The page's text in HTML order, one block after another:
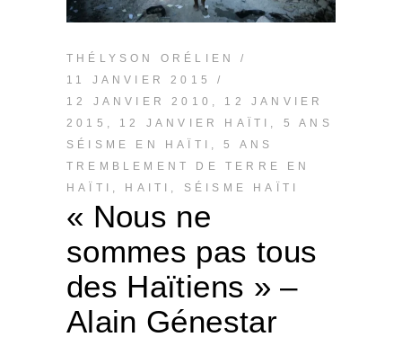
THÉLYSON ORÉLIEN
11 JANVIER 2015
12 JANVIER 2010 , 12 JANVIER
2015 , 12 JANVIER HAÏTI , 5 ANS
SÉISME EN HAÏTI ,5 ANS
TREMBLEMENT DE TERRE EN
HAÏTI , HAITI , SÉISME HAÏTI
« Nous ne
sommes pas tous
des Haïtiens » –
Alain Génestar